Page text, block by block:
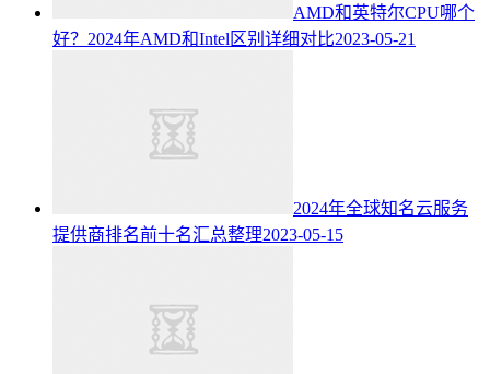
AMD和英特尔CPU哪个
好？2024年AMD和Intel区别详细对比2023-05-21
2024年全球知名云服务
提供商排名前十名汇总整理2023-05-15